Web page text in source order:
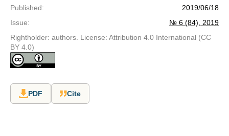
Published:
2019/06/18
Issue:
№ 6 (84), 2019
Rightholder: authors. License: Attribution 4.0 International (CC
BY 4.0)
PDF Cite